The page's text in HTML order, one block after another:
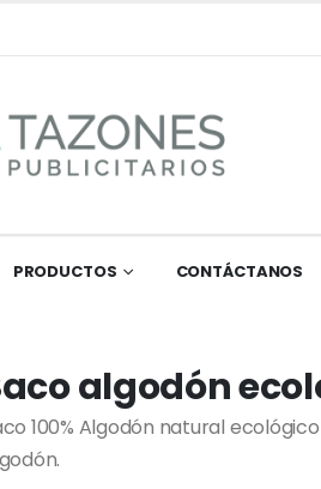
PRODUCTOS CONTÁCTANOS
algodón
100% Algodón natural